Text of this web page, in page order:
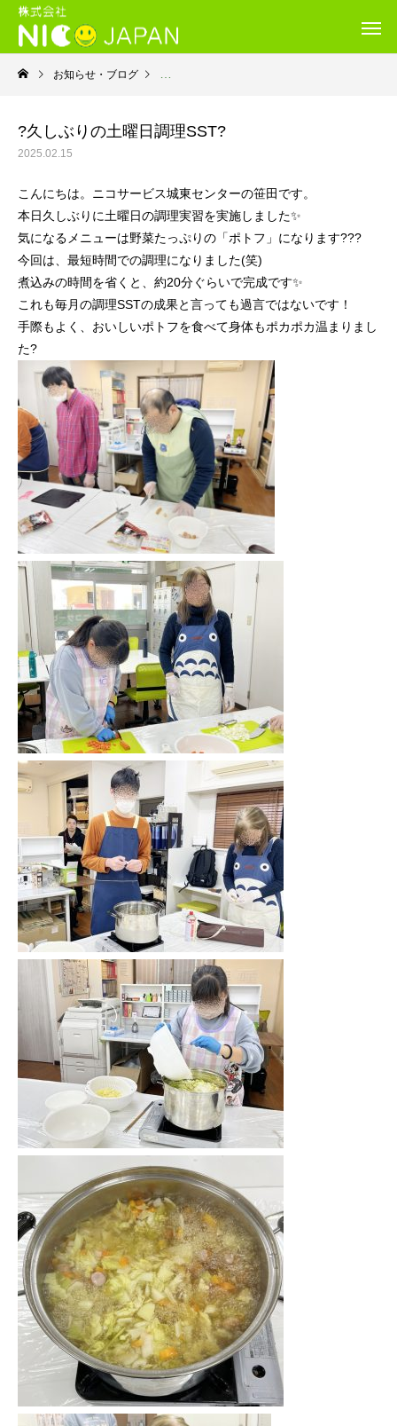
お知らせ・ブログ 就労移行支援・ニコサービス城東センター
?久しぶりの土曜日調理SST?
2025.02.15
こんにちは。ニコサービス城東センターの笹田です。
本日久しぶりに土曜日の調理実習を実施しました✨
気になるメニューは野菜たっぷりの「ポトフ」になります???
今回は、最短時間での調理になりました(笑)
煮込みの時間を省くと、約20分ぐらいで完成です✨
これも毎月の調理SSTの成果と言っても過言ではないです！
手際もよく、おいしいポトフを食べて身体もポカポカ温まりまし
た?